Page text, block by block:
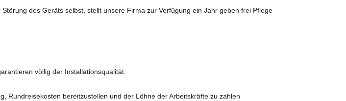
des Geräts selbst, stellt unsere Firma zur Verfügung ein Jahr geben frei Pflege
völlig der Installationsqualität.
Rundreisekosten bereitzustellen und der Löhne der Arbeitskräfte zu zahlen